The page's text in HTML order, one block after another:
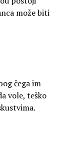
može biti
čega im
vole, teško